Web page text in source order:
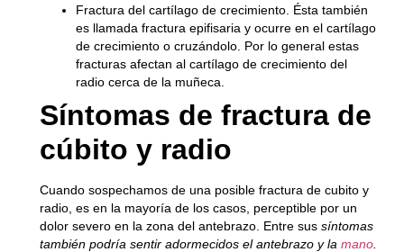
Fractura del cartílago de crecimiento. Ésta también
es llamada fractura epifisaria y ocurre en el cartílago
de crecimiento o cruzándolo. Por lo general estas
fracturas afectan al cartílago de crecimiento del
radio cerca de la muñeca.
Síntomas de fractura de
cúbito y radio
Cuando sospechamos de una posible fractura de cubito y
radio, es en la mayoría de los casos, perceptible por un
dolor severo en la zona del antebrazo. Entre sus síntomas
también podría sentir adormecidos el antebrazo y la mano.